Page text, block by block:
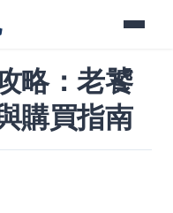
略：老饕
購買指南